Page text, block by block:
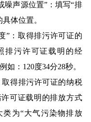
噪声源位置”：填写“排
体位置。
”：取得排污许可证的
排污许可证载明的经
如：120度34分28秒。
取得排污许可证的纳税
可证载明的排放方式
类为“大气污染物排放